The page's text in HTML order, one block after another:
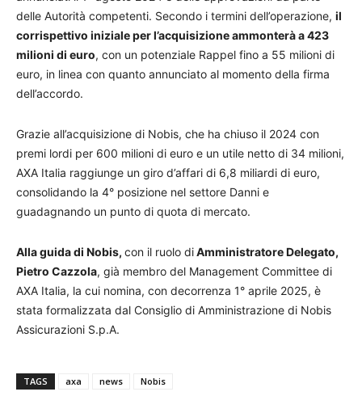
delle Autorità competenti. Secondo i termini dell’operazione, il
corrispettivo iniziale per l’acquisizione ammonterà a 423
milioni di euro, con un potenziale Rappel fino a 55 milioni di
euro, in linea con quanto annunciato al momento della firma
dell’accordo.
Grazie all’acquisizione di Nobis, che ha chiuso il 2024 con
premi lordi per 600 milioni di euro e un utile netto di 34 milioni,
AXA Italia raggiunge un giro d’affari di 6,8 miliardi di euro,
consolidando la 4° posizione nel settore Danni e
guadagnando un punto di quota di mercato.
Alla guida di Nobis, con il ruolo diAmministratore Delegato,
Pietro Cazzola, già membro del Management Committee di
AXA Italia, la cui nomina, con decorrenza 1° aprile 2025, è
stata formalizzata dal Consiglio di Amministrazione di Nobis
Assicurazioni S.p.A.
TAGS axa news Nobis